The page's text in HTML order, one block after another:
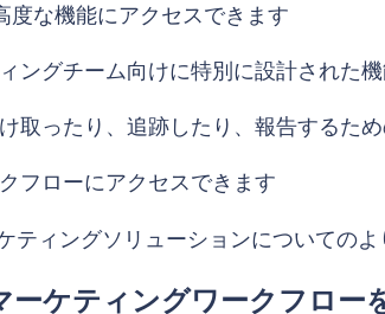
度な機能にアクセスできます
ングチーム向けに特別に設計された
取ったり、追跡したり、報告するた
フローにアクセスできます
ティングソリューションについての
ーケティングワークフロー